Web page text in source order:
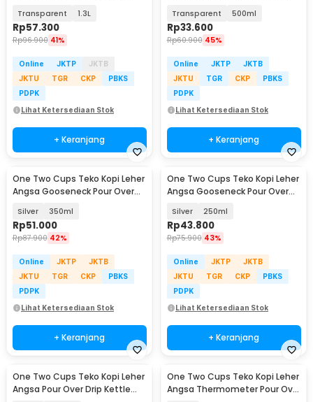
Transparent 1.3L
Rp57.300
Rp96.900 41%
Online JKTP
JKTB
JKTU
TGR CKP
PBKS
PDPK
Lihat Ketersediaan Stok
+ Keranjang
Transparent 500ml
Rp33.600
Rp60.900 45%
Online JKTP
JKTB
JKTU
TGR CKP
PBKS
PDPK
Lihat Ketersediaan Stok
+ Keranjang
One Two Cups Teko Kopi Leher
Angsa Gooseneck Pour Over
Silver 350ml
Rp51.000
Rp87.900 42%
Online JKTP
JKTB
JKTU
TGR CKP
PBKS
PDPK
Lihat Ketersediaan Stok
+ Keranjang
One Two Cups Teko Kopi Leher
Angsa Gooseneck Pour Over
Silver 250ml
Rp43.800
Rp75.900 43%
Online JKTP
JKTB
JKTU
TGR CKP
PBKS
PDPK
Lihat Ketersediaan Stok
+ Keranjang
One Two Cups Teko Kopi Leher
Angsa Pour Over Drip Kettle
One Two Cups Teko Kopi Leher
Angsa Thermometer Pour Over